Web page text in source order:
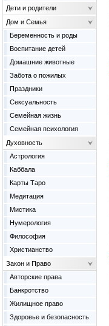
Дети и родители
Дом и Семья
Беременность и роды
Воспитание детей
Домашние животные
Забота о пожилых
Праздники
Сексуальность
Семейная жизнь
Семейная психология
Духовность
Астрология
Каббала
Карты Таро
Медитация
Мистика
Нумерология
Философия
Христианство
Закон и Право
Авторские права
Банкротство
Жилищное право
Здоровье и безопасность